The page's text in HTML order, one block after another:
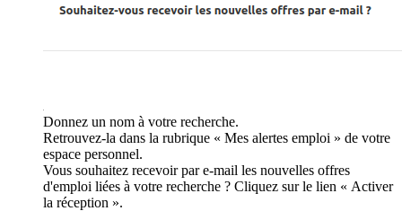
Donnez un nom à votre recherche.
Retrouvez-la dans la rubrique « Mes alertes emploi » de votre
espace personnel.
Vous souhaitez recevoir par e-mail les nouvelles offres
d'emploi liées à votre recherche ? Cliquez sur le lien « Activer
la réception ».